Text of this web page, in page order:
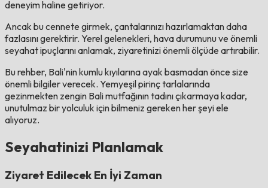
deneyim haline getiriyor.
Ancak bu cennete girmek, çantalarınızı hazırlamaktan daha
fazlasını gerektirir. Yerel gelenekleri, hava durumunu ve önemli
seyahat ipuçlarını anlamak, ziyaretinizi önemli ölçüde artırabilir.
Bu rehber, Bali'nin kumlu kıyılarına ayak basmadan önce size
önemli bilgiler verecek. Yemyeşil pirinç tarlalarında
gezinmekten zengin Bali mutfağının tadını çıkarmaya kadar,
unutulmaz bir yolculuk için bilmeniz gereken her şeyi ele
alıyoruz.
Seyahatinizi Planlamak
Ziyaret Edilecek En İyi Zaman